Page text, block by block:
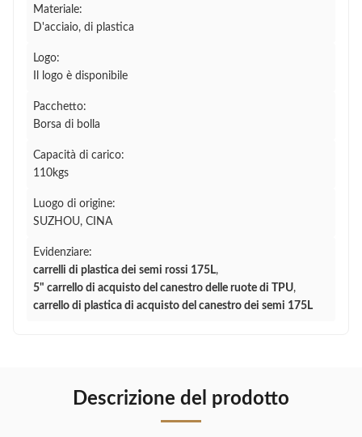
Materiale:
D'acciaio, di plastica
Logo:
Il logo è disponibile
Pacchetto:
Borsa di bolla
Capacità di carico:
110kgs
Luogo di origine:
SUZHOU, CINA
Evidenziare:
carrelli di plastica dei semi rossi 175L,
5" carrello di acquisto del canestro delle ruote di TPU,
carrello di plastica di acquisto del canestro dei semi 175L
Descrizione del prodotto